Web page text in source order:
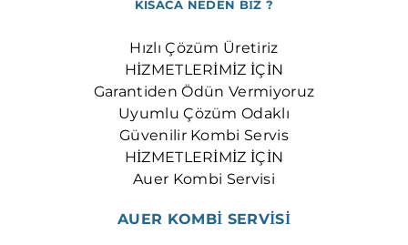
KISACA NEDEN BİZ ?
Hızlı Çözüm Üretiriz
HİZMETLERİMİZ İÇİN
Garantiden Ödün Vermiyoruz
Uyumlu Çözüm Odaklı
Güvenilir Kombi Servis
HİZMETLERİMİZ İÇİN
Auer Kombi Servisi
AUER KOMBİ SERVİSİ